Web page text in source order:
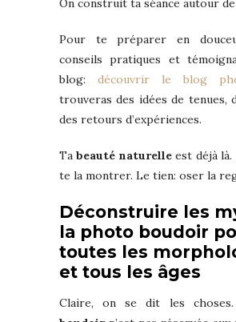
On construit ta séance autour
Pour te préparer en
conseils pratiques et
blog: découvrir le blog
trouveras des idées de tenues,
des retours d’expériences.
Tabeauté naturelleest déjà là.
te la montrer. Le tien: oser la
Déconstruire les
la photo boudoir
toutes les
et tous les âges
Claire, on se dit les